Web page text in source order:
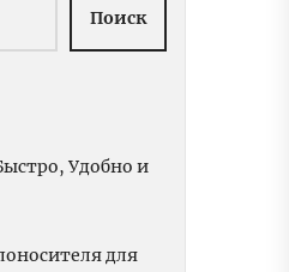
Поиск
Удобно и
для